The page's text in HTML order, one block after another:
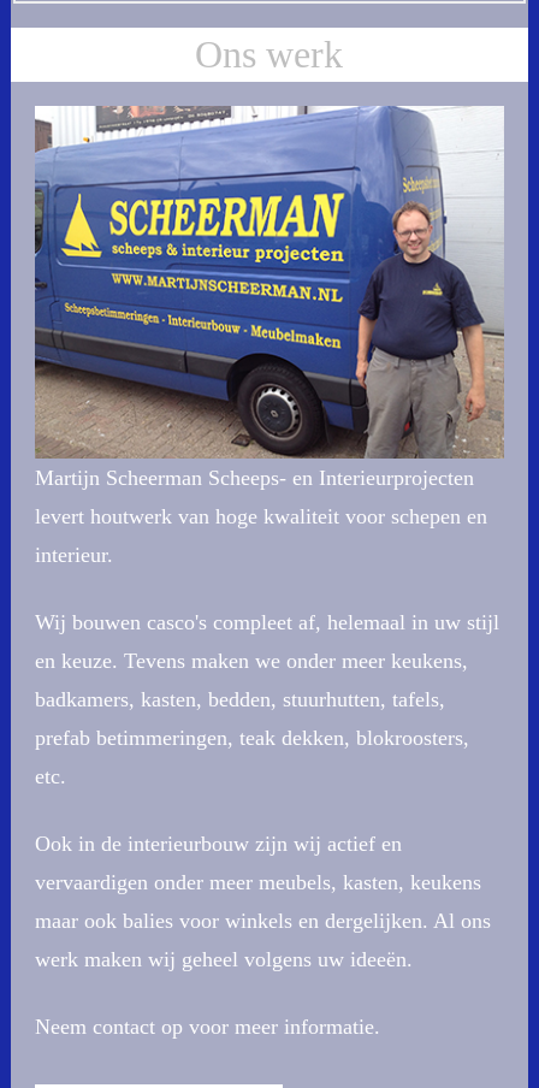
Ons werk
Martijn Scheerman Scheeps- en Interieurprojecten
levert houtwerk van hoge kwaliteit voor schepen en
interieur.
Wij bouwen casco's compleet af, helemaal in uw stijl
en keuze. Tevens maken we onder meer keukens,
badkamers, kasten, bedden, stuurhutten, tafels,
prefab betimmeringen, teak dekken, blokroosters,
etc.
Ook in de interieurbouw zijn wij actief en
vervaardigen onder meer meubels, kasten, keukens
maar ook balies voor winkels en dergelijken. Al ons
werk maken wij geheel volgens uw ideeën.
Neem contact op voor meer informatie.